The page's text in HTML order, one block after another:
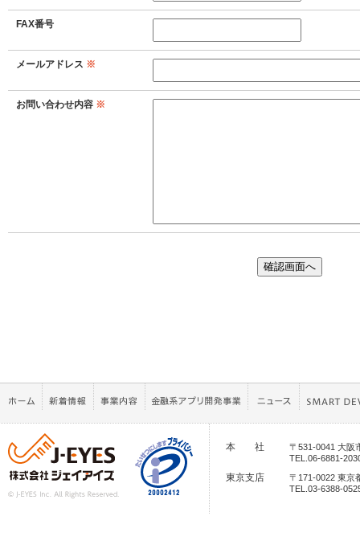
開示等に応ずる窓口は、下記「当社の個人情
クッキーやウェブビーコン等を用いるなどし
個人情報の安全管理のために必要かつ適切な
窓口の名称 個人情報問合せ窓口
連絡先
個人情報保護管理者：総務部 課長
所在地 ：大阪市北区天神橋7丁目12番
グレーシィ天神橋ビル2号館
TEL / FAX：TEL 06-6881-2030 / FAX 06-
E-mailアドレス：jtoiawase@jeyes.co.jp
FAX番号
メールアドレス ※
お問い合わせ内容 ※
本 社
〒531-0041 大阪
TEL.06-6881-
東京支店
〒171-0022 東京
TEL.03-6388-